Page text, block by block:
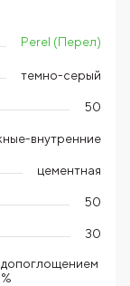
Perel (Перел)
темно-серый
50
внутренние
цементная
50
30